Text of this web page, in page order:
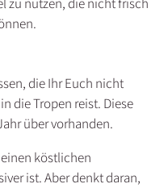
die Ihr Euch nicht
die Tropen reist. Diese
über vorhanden.
köstlichen
ist. Aber denkt daran,